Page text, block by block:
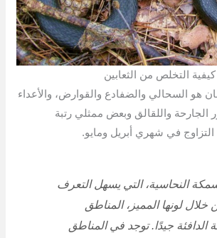
كيفية التخلص من الثعابين
هو السحالي والضفادع والقوارض، والأعداء
الجارحة واللقالق وبعض ممثلي رتبة
التزاوج في شهري أبريل ومايو.
النحاسية، التي يسهل التعرف
خلال لونها المميز، المناطق
الدافئة جيدًا. توجد في المناطق